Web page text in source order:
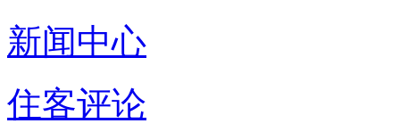
新闻中心
住客评论